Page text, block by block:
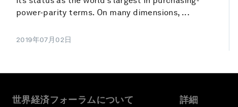
power-parity terms. On many dimensions, ...
2019年07月02日
世界経済フォーラムについて 詳細